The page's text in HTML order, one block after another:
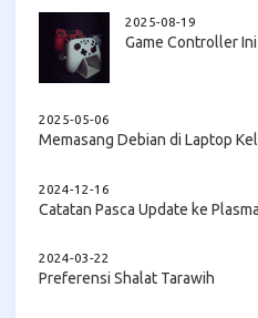
2025-08-19
Game Controller
2025-05-06
Memasang Debian di Laptop
2024-12-16
Catatan Pasca Update ke
2024-03-22
Preferensi Shalat Tarawih